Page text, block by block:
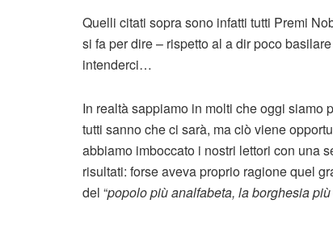
Quelli citati sopra sono infatti tutti Premi
si fa per dire – rispetto al a dir poco
intenderci…
In realtà sappiamo in molti che oggi siamo
tutti sanno che ci sarà, ma ciò viene
abbiamo imboccato i nostri lettori con una
risultati: forse aveva proprio ragione quel
del “popolo più analfabeta, la borghesia